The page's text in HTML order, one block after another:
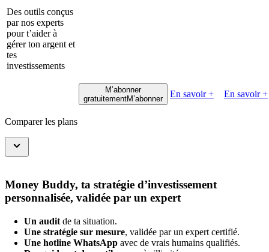
Des outils conçus
par nos experts
pour t’aider à
gérer ton argent et
tes
investissements
M’abonner
gratuitementM’abonner En savoir + En savoir +
Comparer les plans
Money Buddy, ta stratégie d’investissement
personnalisée, validée par un expert
Un audit de ta situation.
Une stratégie sur mesure, validée par un expert certifié.
Une hotline WhatsApp avec de vrais humains qualifiés.